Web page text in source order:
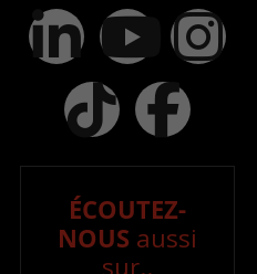
ÉCOUTEZ-
NOUS aussi
sur..